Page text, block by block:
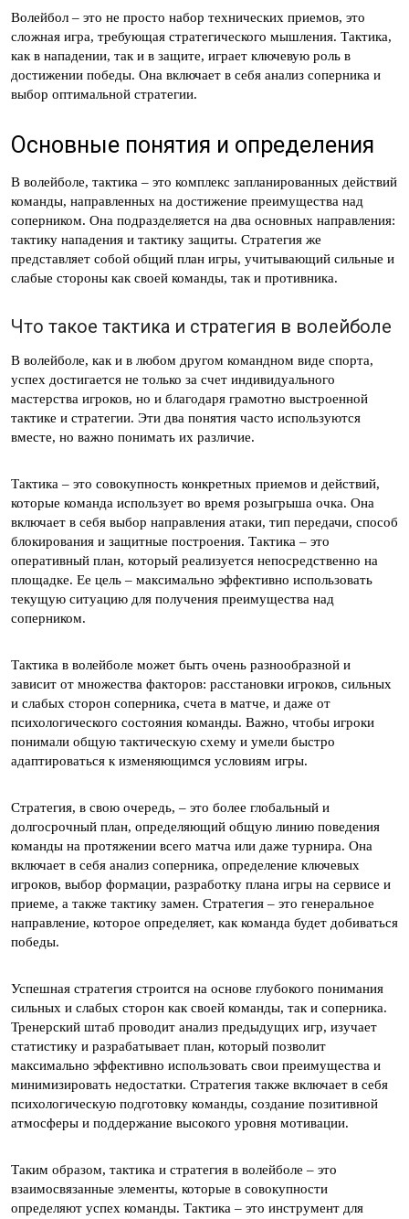
Волейбол – это не просто набор технических приемов, это
сложная игра, требующая стратегического мышления. Тактика,
как в нападении, так и в защите, играет ключевую роль в
достижении победы. Она включает в себя анализ соперника и
выбор оптимальной стратегии.
Основные понятия и определения
В волейболе, тактика – это комплекс запланированных действий
команды, направленных на достижение преимущества над
соперником. Она подразделяется на два основных направления:
тактику нападения и тактику защиты. Стратегия же
представляет собой общий план игры, учитывающий сильные и
слабые стороны как своей команды, так и противника.
Что такое тактика и стратегия в волейболе
В волейболе, как и в любом другом командном виде спорта,
успех достигается не только за счет индивидуального
мастерства игроков, но и благодаря грамотно выстроенной
тактике и стратегии. Эти два понятия часто используются
вместе, но важно понимать их различие.
Тактика – это совокупность конкретных приемов и действий,
которые команда использует во время розыгрыша очка. Она
включает в себя выбор направления атаки, тип передачи, способ
блокирования и защитные построения. Тактика – это
оперативный план, который реализуется непосредственно на
площадке. Ее цель – максимально эффективно использовать
текущую ситуацию для получения преимущества над
соперником.
Тактика в волейболе может быть очень разнообразной и
зависит от множества факторов: расстановки игроков, сильных
и слабых сторон соперника, счета в матче, и даже от
психологического состояния команды. Важно, чтобы игроки
понимали общую тактическую схему и умели быстро
адаптироваться к изменяющимся условиям игры.
Стратегия, в свою очередь, – это более глобальный и
долгосрочный план, определяющий общую линию поведения
команды на протяжении всего матча или даже турнира. Она
включает в себя анализ соперника, определение ключевых
игроков, выбор формации, разработку плана игры на сервисе и
приеме, а также тактику замен. Стратегия – это генеральное
направление, которое определяет, как команда будет добиваться
победы.
Успешная стратегия строится на основе глубокого понимания
сильных и слабых сторон как своей команды, так и соперника.
Тренерский штаб проводит анализ предыдущих игр, изучает
статистику и разрабатывает план, который позволит
максимально эффективно использовать свои преимущества и
минимизировать недостатки. Стратегия также включает в себя
психологическую подготовку команды, создание позитивной
атмосферы и поддержание высокого уровня мотивации.
Таким образом, тактика и стратегия в волейболе – это
взаимосвязанные элементы, которые в совокупности
определяют успех команды. Тактика – это инструмент для